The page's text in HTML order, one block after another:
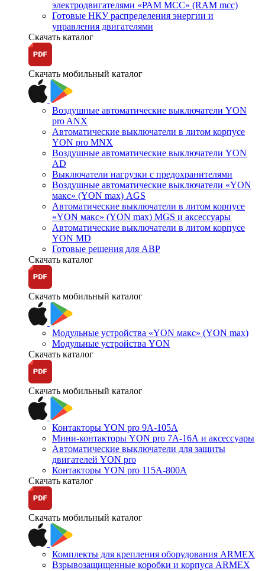
электродвигателями «РАМ МСС» (RAM mcc)
Готовые НКУ распределения энергии и
управления двигателями
Скачать каталог
Скачать мобильный каталог
Воздушные автоматические выключатели YON
pro ANX
Автоматические выключатели в литом корпусе
YON pro MNX
Воздушные автоматические выключатели YON
AD
Выключатели нагрузки с предохранителями
Воздушные автоматические выключатели «YON
макс» (YON max) AGS
Автоматические выключатели в литом корпусе
«YON макс» (YON max) MGS и аксессуары
Автоматические выключатели в литом корпусе
YON MD
Готовые решения для АВР
Скачать каталог
Скачать мобильный каталог
Модульные устройства «YON макс» (YON max)
Модульные устройства YON
Скачать каталог
Скачать мобильный каталог
Контакторы YON pro 9А-105А
Мини-контакторы YON pro 7А-16А и аксессуары
Автоматические выключатели для защиты
двигателей YON pro
Контакторы YON pro 115А-800А
Скачать каталог
Скачать мобильный каталог
Комплекты для крепления оборудования ARMEX
Взрывозащищенные коробки и корпуса ARMEX